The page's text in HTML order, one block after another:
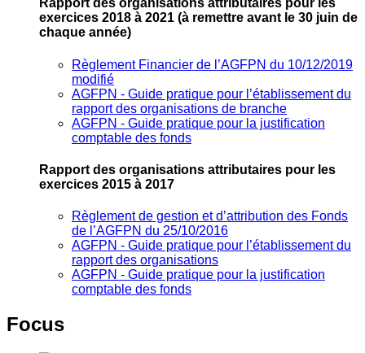
Rapport des organisations attributaires pour les
exercices 2018 à 2021 (à remettre avant le 30 juin de
chaque année)
Règlement Financier de l’AGFPN du 10/12/2019
modifié
AGFPN ‐ Guide pratique pour l’établissement du
rapport des organisations de branche
AGFPN ‐ Guide pratique pour la justification
comptable des fonds
Rapport des organisations attributaires pour les
exercices 2015 à 2017
Règlement de gestion et d’attribution des Fonds
de l’AGFPN du 25/10/2016
AGFPN ‐ Guide pratique pour l’établissement du
rapport des organisations
AGFPN ‐ Guide pratique pour la justification
comptable des fonds
Focus